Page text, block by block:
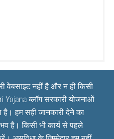
वेबसाइट नहीं है और न ही किसी
Yojana ब्लॉग सरकारी योजनाओं
है। हम सही जानकारी देने का
है। किसी भी कार्य से पहले